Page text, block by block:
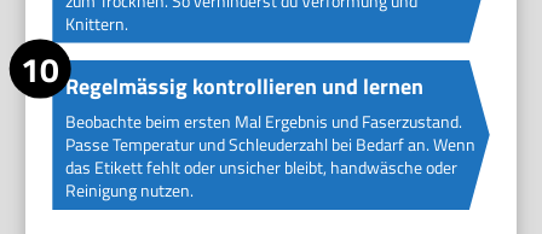
Knittern.
Regelmässig kontrollieren und lernen
Beobachte beim ersten Mal Ergebnis und Faserzustand.
Passe Temperatur und Schleuderzahl bei Bedarf an. Wenn
das Etikett fehlt oder unsicher bleibt, handwäsche oder
Reinigung nutzen.